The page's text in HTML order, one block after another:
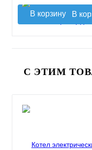
В
С ЭТИМ